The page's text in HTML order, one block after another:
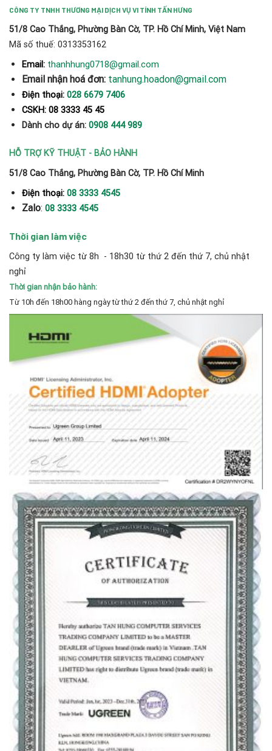
CÔNG TY TNHH THƯƠNG MẠI DỊCH VỤ VI TÍNH TẤN HƯNG
51/8 Cao Thắng, Phường Bàn Cờ, TP. Hồ Chí Minh, Việt Nam
Mã số thuế: 0313353162
Email: thanhhung0718@gmail.com
Email nhận hoá đơn: tanhung.hoadon@gmail.com
Điện thoại: 028 6679 7406
CSKH: 08 3333 45 45
Dành cho dự án: 0908 444 989
HỖ TRỢ KỸ THUẬT - BẢO HÀNH
51/8 Cao Thắng, Phường Bàn Cờ, TP. Hồ Chí Minh
Điện thoại: 08 3333 4545
Zalo: 08 3333 4545
Thời gian làm việc
Công ty làm việc từ 8h - 18h30 từ thứ 2 đến thứ 7, chủ nhật
nghỉ
Thời gian nhận bảo hành:
Từ 10h đến 18h00 hàng ngày từ thứ 2 đến thứ 7, chủ nhật nghỉ